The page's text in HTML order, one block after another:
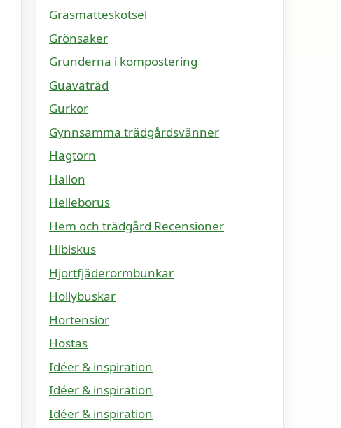
Gräsmatteskötsel
Grönsaker
Grunderna i kompostering
Guavaträd
Gurkor
Gynnsamma trädgårdsvänner
Hagtorn
Hallon
Helleborus
Hem och trädgård Recensioner
Hibiskus
Hjortfjäderormbunkar
Hollybuskar
Hortensior
Hostas
Idéer & inspiration
Idéer & inspiration
Idéer & inspiration